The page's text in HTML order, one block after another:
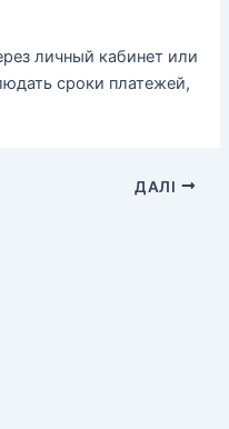
личный кабинет или
сроки платежей,
ДАЛІ